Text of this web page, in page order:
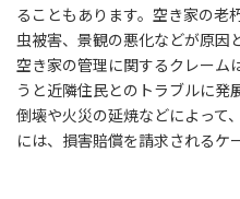
ることもあります。空き家の老
虫被害、景観の悪化などが原因
空き家の管理に関するクレーム
うと近隣住民とのトラブルに発
倒壊や火災の延焼などによって
には、損害賠償を請求されるケ